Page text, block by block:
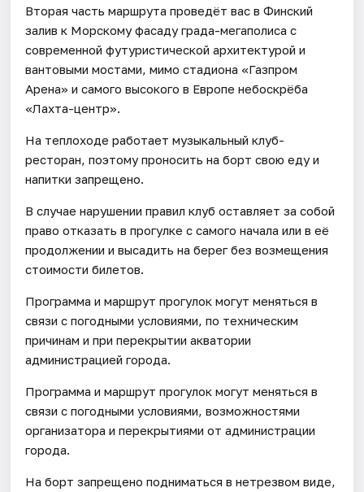
Вторая часть маршрута проведёт вас в Финский
залив к Морскому фасаду града-мегаполиса с
современной футуристической архитектурой и
вантовыми мостами, мимо стадиона «Газпром
Арена» и самого высокого в Европе небоскрёба
«Лахта-центр».
На теплоходе работает музыкальный клуб-
ресторан, поэтому проносить на борт свою еду и
напитки запрещено.
В случае нарушении правил клуб оставляет за собой
право отказать в прогулке с самого начала или в её
продолжении и высадить на берег без возмещения
стоимости билетов.
Программа и маршрут прогулок могут меняться в
связи с погодными условиями, по техническим
причинам и при перекрытии акватории
администрацией города.
Программа и маршрут прогулок могут меняться в
связи с погодными условиями, возможностями
организатора и перекрытиями от администрации
города.
На борт запрещено подниматься в нетрезвом виде,